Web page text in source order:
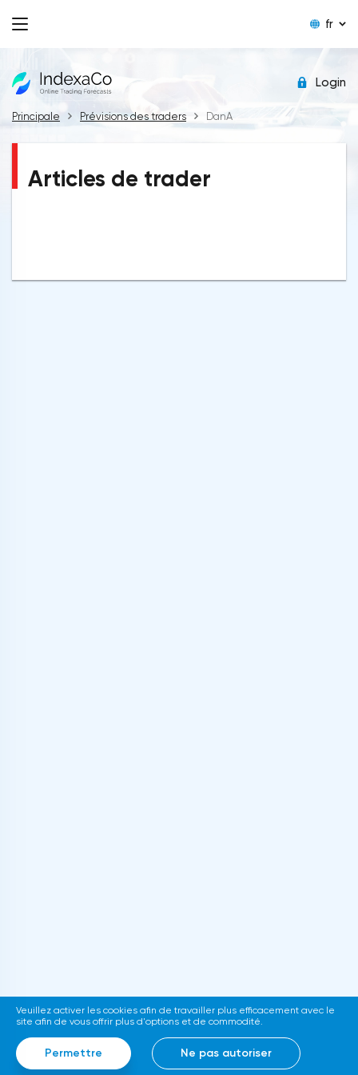
fr
Login
Principale Prévisions des traders DanA
Articles de trader
Veuillez activer les cookies afin de travailler plus efficacement avec le
site afin de vous offrir plus d'options et de commodité.
Permettre Ne pas autoriser